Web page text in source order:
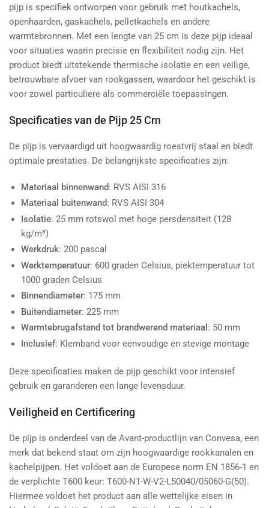
pijp is specifiek ontworpen voor gebruik met houtkachels,
openhaarden, gaskachels, pelletkachels en andere
warmtebronnen. Met een lengte van 25 cm is deze pijp ideaal
voor situaties waarin precisie en flexibiliteit nodig zijn. Het
product biedt uitstekende thermische isolatie en een veilige,
betrouwbare afvoer van rookgassen, waardoor het geschikt is
voor zowel particuliere als commerciële toepassingen.
Specificaties van de Pijp 25 Cm
De pijp is vervaardigd uit hoogwaardig roestvrij staal en biedt
optimale prestaties. De belangrijkste specificaties zijn:
Materiaal binnenwand: RVS AISI 316
Materiaal buitenwand: RVS AISI 304
Isolatie: 25 mm rotswol met hoge persdensiteit (128
kg/m³)
Werkdruk: 200 pascal
Werktemperatuur: 600 graden Celsius, piektemperatuur tot
1000 graden Celsius
Binnendiameter: 175 mm
Buitendiameter: 225 mm
Warmtebrugafstand tot brandwerend materiaal : 50 mm
Inclusief: Klemband voor eenvoudige en stevige montage
Deze specificaties maken de pijp geschikt voor intensief
gebruik en garanderen een lange levensduur.
Veiligheid en Certificering
De pijp is onderdeel van de Avant-productlijn van Convesa, een
merk dat bekend staat om zijn hoogwaardige rookkanalen en
kachelpijpen. Het voldoet aan de Europese norm EN 1856-1 en
de verplichte T600 keur: T600-N1-W-V2-L50040/05060-G(50).
Hiermee voldoet het product aan alle wettelijke eisen in